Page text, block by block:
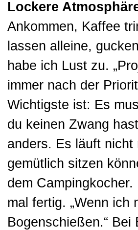
Lockere
Ankommen, Kaffee
lassen alleine,
habe ich Lust zu.
immer nach der
Wichtigste ist: Es
du keinen Zwang
anders. Es läuft nicht
gemütlich sitzen
dem
mal fertig. „Wenn
Bogenschießen.“